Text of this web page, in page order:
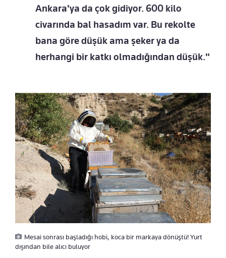
Ankara'ya da çok gidiyor. 600 kilo
civarında bal hasadım var. Bu rekolte
bana göre düşük ama şeker ya da
herhangi bir katkı olmadığından düşük."
Mesai sonrası başladığı hobi, koca bir markaya dönüştü! Yurt
dışından bile alıcı buluyor